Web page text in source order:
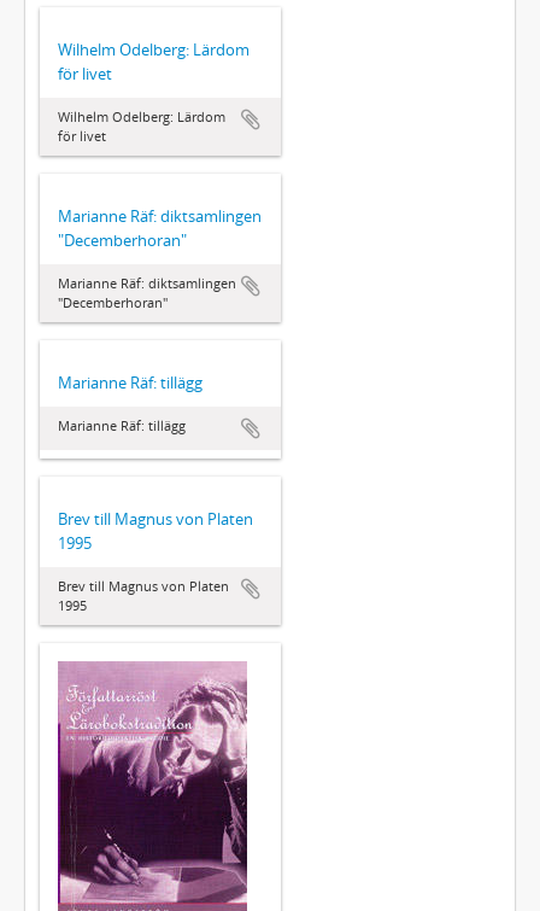
Wilhelm Odelberg: Lärdom
för livet
Wilhelm Odelberg: Lärdom
för livet
Marianne Räf: diktsamlingen
"Decemberhoran"
Marianne Räf: diktsamlingen
"Decemberhoran"
Marianne Räf: tillägg
Marianne Räf: tillägg
Brev till Magnus von Platen
1995
Brev till Magnus von Platen
1995